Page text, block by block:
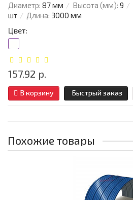
Диаметр: 87 мм Высота (мм): 9
шт
Длина: 3000 мм
Цвет:
157.92 р.
В корзину Быстрый заказ
Похожие товары